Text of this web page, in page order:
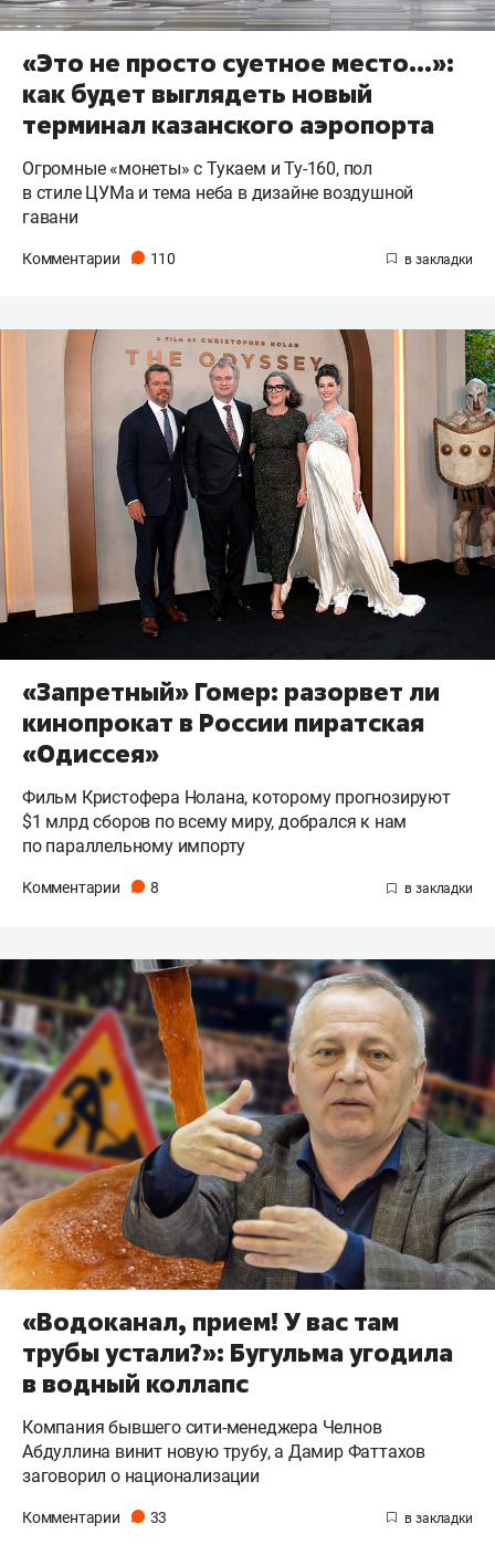
«Это не просто суетное место…»:
как будет выглядеть новый
терминал казанского аэропорта
Огромные «монеты» с Тукаем и Ту-160, пол
в стиле ЦУМа и тема неба в дизайне воздушной
гавани
Комментарии 110
«Запретный» Гомер: разорвет ли
кинопрокат в России пиратская
«Одиссея»
Фильм Кристофера Нолана, которому прогнозируют
$1 млрд сборов по всему миру, добрался к нам
по параллельному импорту
Комментарии 8
«Водоканал, прием! У вас там
трубы устали?»: Бугульма угодила
в водный коллапс
Компания бывшего сити-менеджера Челнов
Абдуллина винит новую трубу, а Дамир Фаттахов
заговорил о национализации
Комментарии 33